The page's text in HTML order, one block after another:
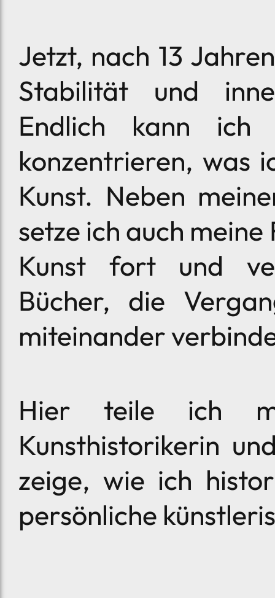
Jetzt, nach 13
Stabilität und
Endlich kann
konzentrieren, was
Kunst. Neben
setze ich auch
Kunst fort und
Bücher, die
miteinander
Hier teile ich
Kunsthistorikerin
zeige, wie ich
persönliche